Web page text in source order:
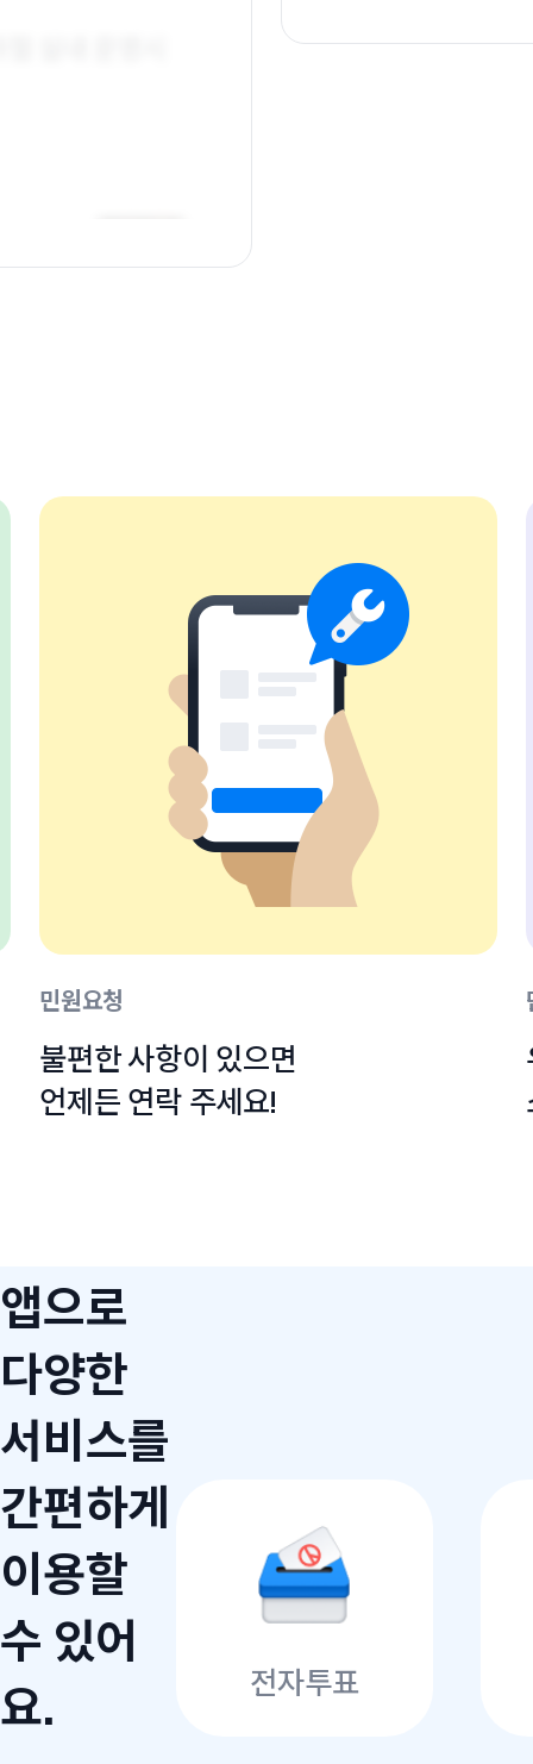
민원요청
불편한 사항이 있으면
언제든 연락 주세요!
앱으로
다양한
서비스를
간편하게
이용할
수 있어
요.
전자투표